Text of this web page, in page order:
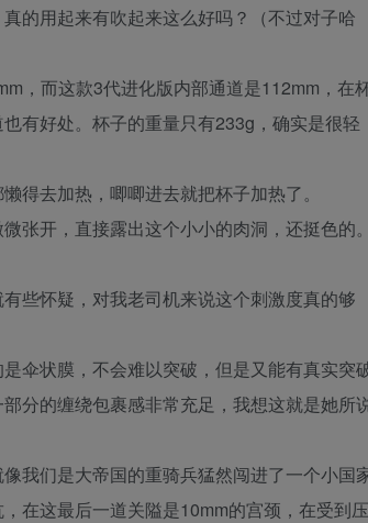
的用起来有吹起来这么好吗？（不过对子哈
，而这款3代进化版内部通道是112mm，在
有好处。杯子的重量只有233g，确实是很轻
得去加热，唧唧进去就把杯子加热了。
张开，直接露出这个小小的肉洞，还挺色的。
些怀疑，对我老司机来说这个刺激度真的够
伞状膜，不会难以突破，但是又能有真实突
分的缠绕包裹感非常充足，我想这就是她所
我们是大帝国的重骑兵猛然闯进了一个小国
在这最后一道关隘是10mm的宫颈，在受到压